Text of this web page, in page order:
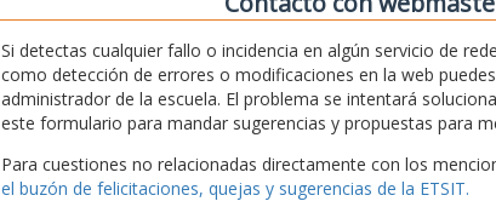
Si detectas cualquier fallo o incidencia en algún servicio de
como detección de errores o modificaciones en la web
administrador de la escuela. El problema se intentará
este formulario para mandar sugerencias y propuestas para
Para cuestiones no relacionadas directamente con los
el buzón de felicitaciones, quejas y sugerencias de la ETSIT.